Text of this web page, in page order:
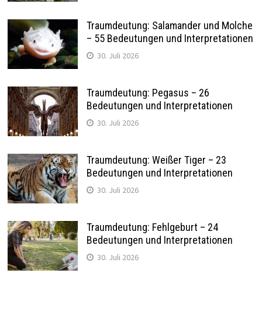
Traumdeutung: Salamander und Molche
– 55 Bedeutungen und Interpretationen
30. Juli 2026
Traumdeutung: Pegasus – 26
Bedeutungen und Interpretationen
30. Juli 2026
Traumdeutung: Weißer Tiger – 23
Bedeutungen und Interpretationen
30. Juli 2026
Traumdeutung: Fehlgeburt – 24
Bedeutungen und Interpretationen
30. Juli 2026